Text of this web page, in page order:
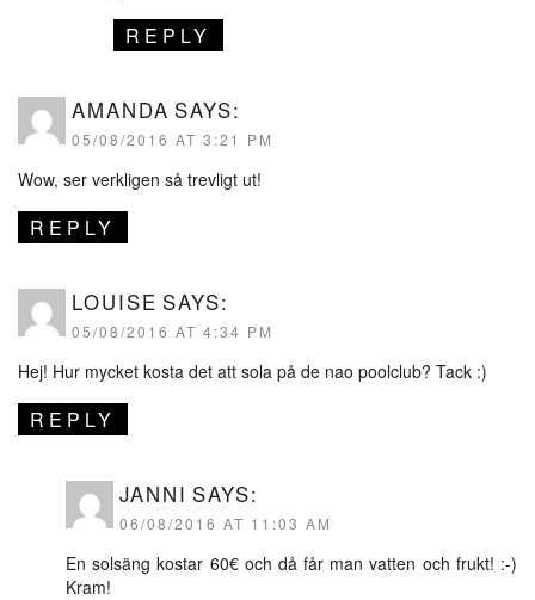
REPLY
AMANDA SAYS:
05/08/2016 AT 3:21 PM
Wow, ser verkligen så trevligt ut!
REPLY
LOUISE SAYS:
05/08/2016 AT 4:34 PM
Hej! Hur mycket kosta det att sola på de nao poolclub? Tack :)
REPLY
JANNI SAYS:
06/08/2016 AT 11:03 AM
En solsäng kostar 60€ och då får man vatten och frukt! :-)
Kram!